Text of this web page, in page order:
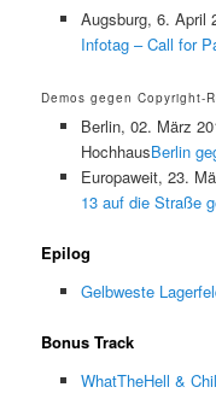
Augsburg, 6. April
Infotag – Call for
Demos gegen Copyright-
Berlin, 02. März
HochhausBerlin
Europaweit, 23.
13 auf die Straße
Epilog
Gelbweste
Bonus Track
WhatTheHell &